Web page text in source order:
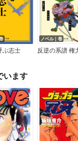
ぶ志士
ノベル｜巻
います